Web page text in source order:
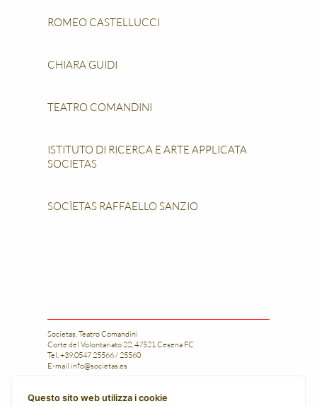
ROMEO CASTELLUCCI
CHIARA GUIDI
TEATRO COMANDINI
ISTITUTO DI RICERCA E ARTE APPLICATA
SOCIETAS
SOCÌETAS RAFFAELLO SANZIO
Societas, Teatro Comandini
Corte del Volontariato 22, 47521 Cesena FC
Tel. +39.0547 25566 / 25560
E-mail info@societas.es
Istituto di Ricerca e Arte Applicata Societas
Questo sito web utilizza i cookie